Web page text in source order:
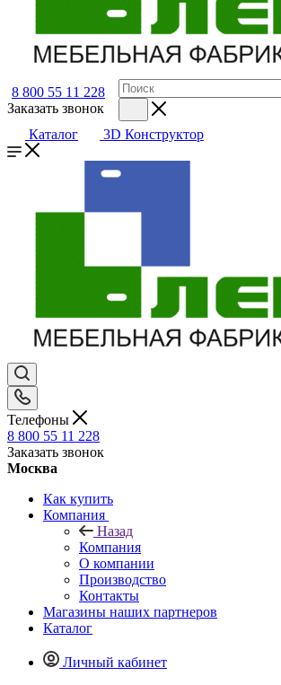
8 800 55 11 228
Заказать звонок
Каталог
3D Конструктор
Телефоны
8 800 55 11 228
Заказать звонок
Москва
Как купить
Компания
Назад
Компания
О компании
Производство
Контакты
Магазины наших партнеров
Каталог
Личный кабинет